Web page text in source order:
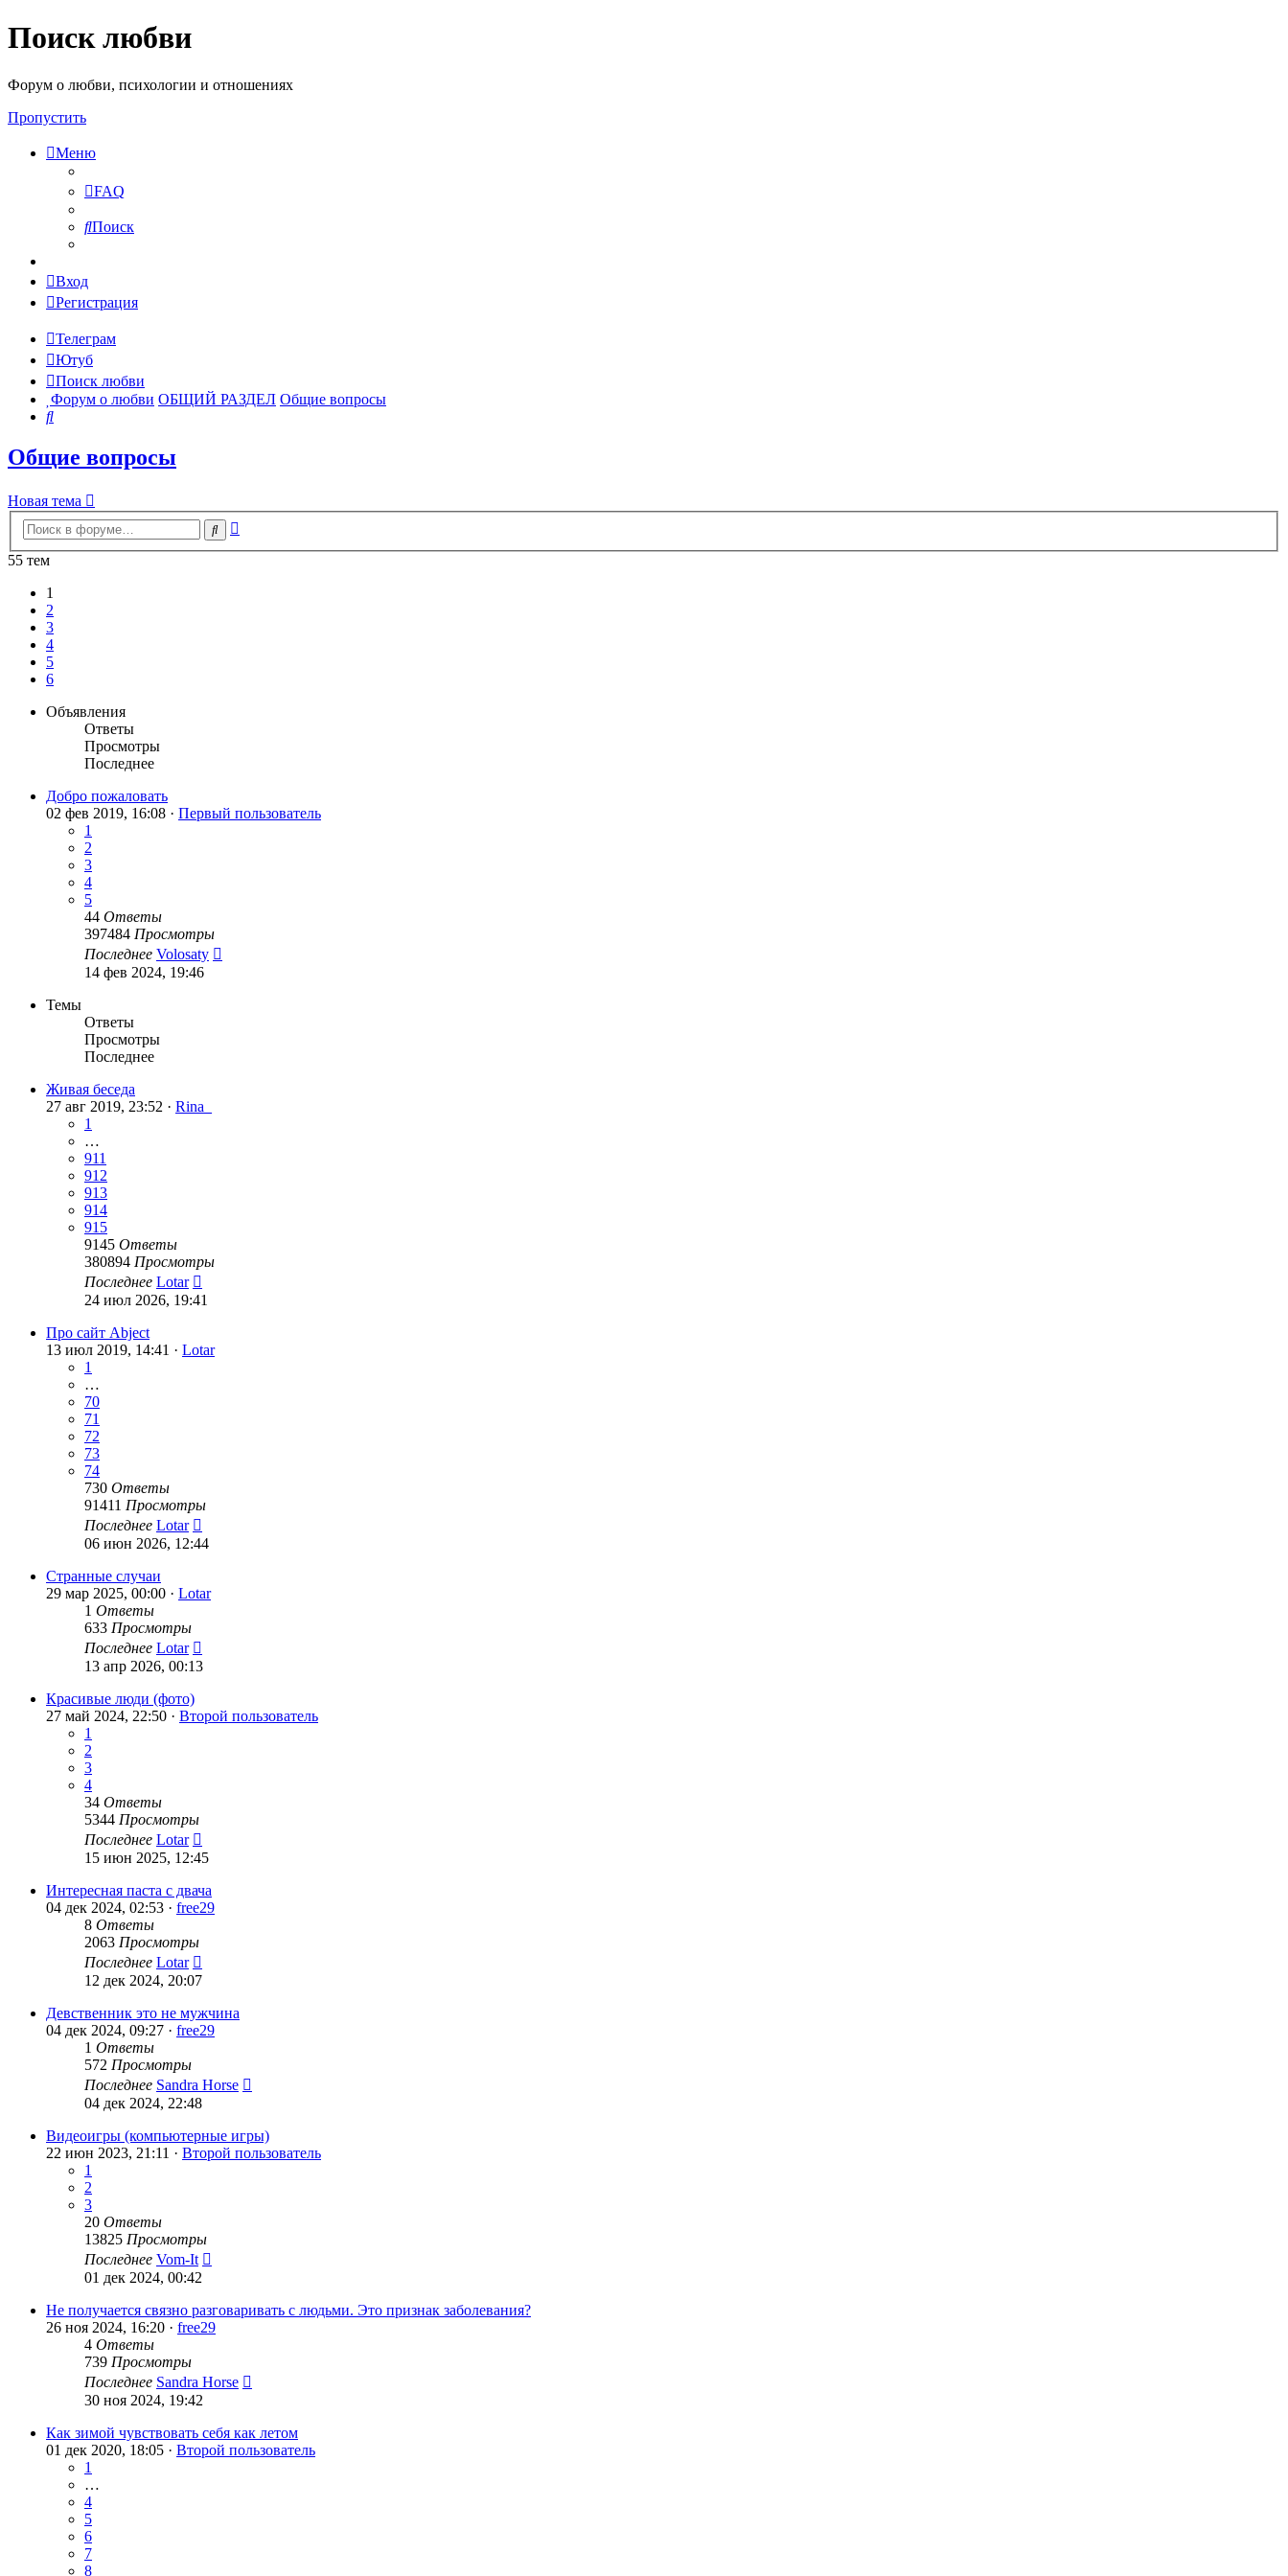
Поиск любви
Форум о любви, психологии и отношениях
Пропустить
Меню
FAQ
Поиск
Вход
Регистрация
Телеграм
Ютуб
Поиск любви
Форум о любви ОБЩИЙ РАЗДЕЛ Общие вопросы
Поиск
Общие вопросы
Новая тема
Поиск
55 тем
1
2
3
4
5
6
Объявления
Ответы
Просмотры
Последнее
Добро пожаловать
02 фев 2019, 16:08 · Первый пользователь
1
2
3
4
5
44 Ответы
397484 Просмотры
Последнее Volosaty
14 фев 2024, 19:46
Темы
Ответы
Просмотры
Последнее
Живая беседа
27 авг 2019, 23:52 · Rina_
1
…
911
912
913
914
915
9145 Ответы
380894 Просмотры
Последнее Lotar
24 июл 2026, 19:41
Про сайт Abject
13 июл 2019, 14:41 · Lotar
1
…
70
71
72
73
74
730 Ответы
91411 Просмотры
Последнее Lotar
06 июн 2026, 12:44
Странные случаи
29 мар 2025, 00:00 · Lotar
1 Ответы
633 Просмотры
Последнее Lotar
13 апр 2026, 00:13
Красивые люди (фото)
27 май 2024, 22:50 · Второй пользователь
1
2
3
4
34 Ответы
5344 Просмотры
Последнее Lotar
15 июн 2025, 12:45
Интересная паста с двача
04 дек 2024, 02:53 · free29
8 Ответы
2063 Просмотры
Последнее Lotar
12 дек 2024, 20:07
Девственник это не мужчина
04 дек 2024, 09:27 · free29
1 Ответы
572 Просмотры
Последнее Sandra Horse
04 дек 2024, 22:48
Видеоигры (компьютерные игры)
22 июн 2023, 21:11 · Второй пользователь
1
2
3
20 Ответы
13825 Просмотры
Последнее Vom-It
01 дек 2024, 00:42
Не получается связно разговаривать с людьми. Это признак заболевания?
26 ноя 2024, 16:20 · free29
4 Ответы
739 Просмотры
Последнее Sandra Horse
30 ноя 2024, 19:42
Как зимой чувствовать себя как летом
01 дек 2020, 18:05 · Второй пользователь
1
…
4
5
6
7
8